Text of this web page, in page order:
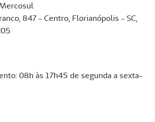
847 - Centro, Florianópolis - SC,
08h às 17h45 de segunda a sexta-